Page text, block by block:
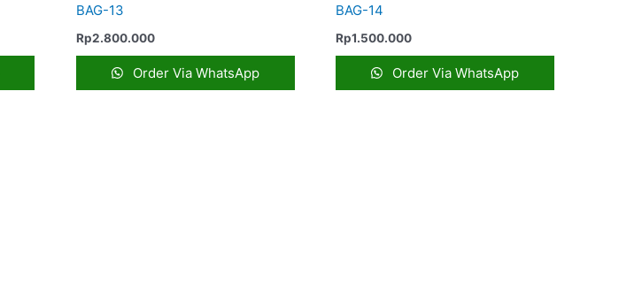
BAG-13
Rp2.800.000
Order Via WhatsApp
BAG-14
Rp1.500.000
Order Via WhatsApp